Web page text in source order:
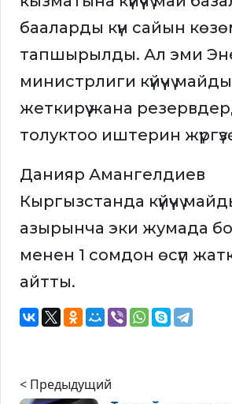
бааларды күн сайын
тапшырылды. Ал эми
министрлиги күйүүчү майды
жеткирүү жана
толуктоо иштерин
Данияр Амангелдиев
Кыргызстанда күйүүчү
азырынча эки жумада
менен 1 сомдон өсүп
айтты.
< Предыдущий